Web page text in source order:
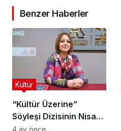
Benzer Haberler
“Kültür Üzerine”
Söyleşi Dizisinin Nisan
Ayı Konuğu Doç. Dr.
Kültür